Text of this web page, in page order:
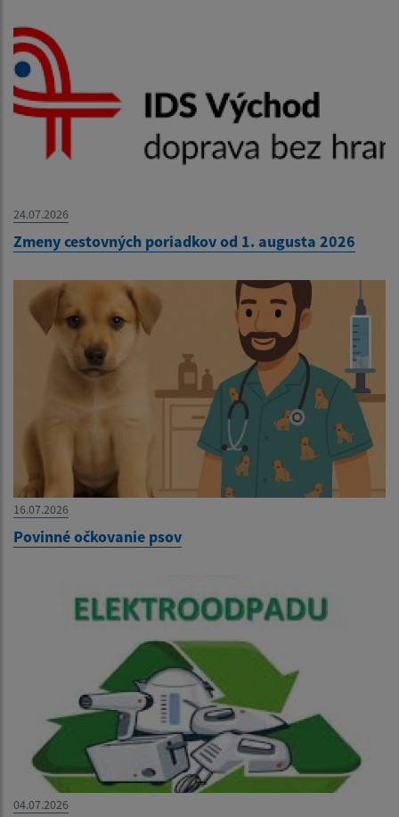
24.07.2026
Zmeny cestovných poriadkov od 1. augusta 2026
16.07.2026
Povinné očkovanie psov
04.07.2026